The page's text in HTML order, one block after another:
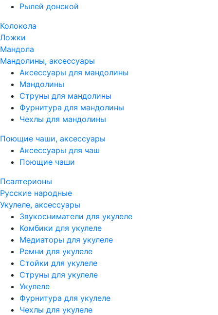
Рылей донской
Колокола
Ложки
Мандола
Мандолины, аксессуары
Аксессуары для мандолины
Мандолины
Струны для мандолины
Фурнитура для мандолины
Чехлы для мандолины
Поющие чаши, аксессуары
Аксессуары для чаш
Поющие чаши
Псалтерионы
Русские народные
Укулеле, аксессуары
Звукосниматели для укулеле
Комбики для укулеле
Медиаторы для укулеле
Ремни для укулеле
Стойки для укулеле
Струны для укулеле
Укулеле
Фурнитура для укулеле
Чехлы для укулеле